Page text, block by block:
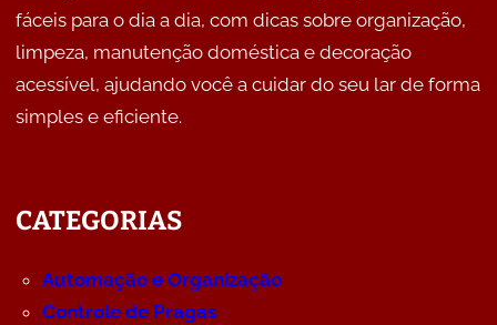
fáceis para o dia a dia, com dicas sobre organização,
limpeza, manutenção doméstica e decoração
acessível, ajudando você a cuidar do seu lar de forma
simples e eficiente.
CATEGORIAS
Automação e Organização
Controle de Pragas